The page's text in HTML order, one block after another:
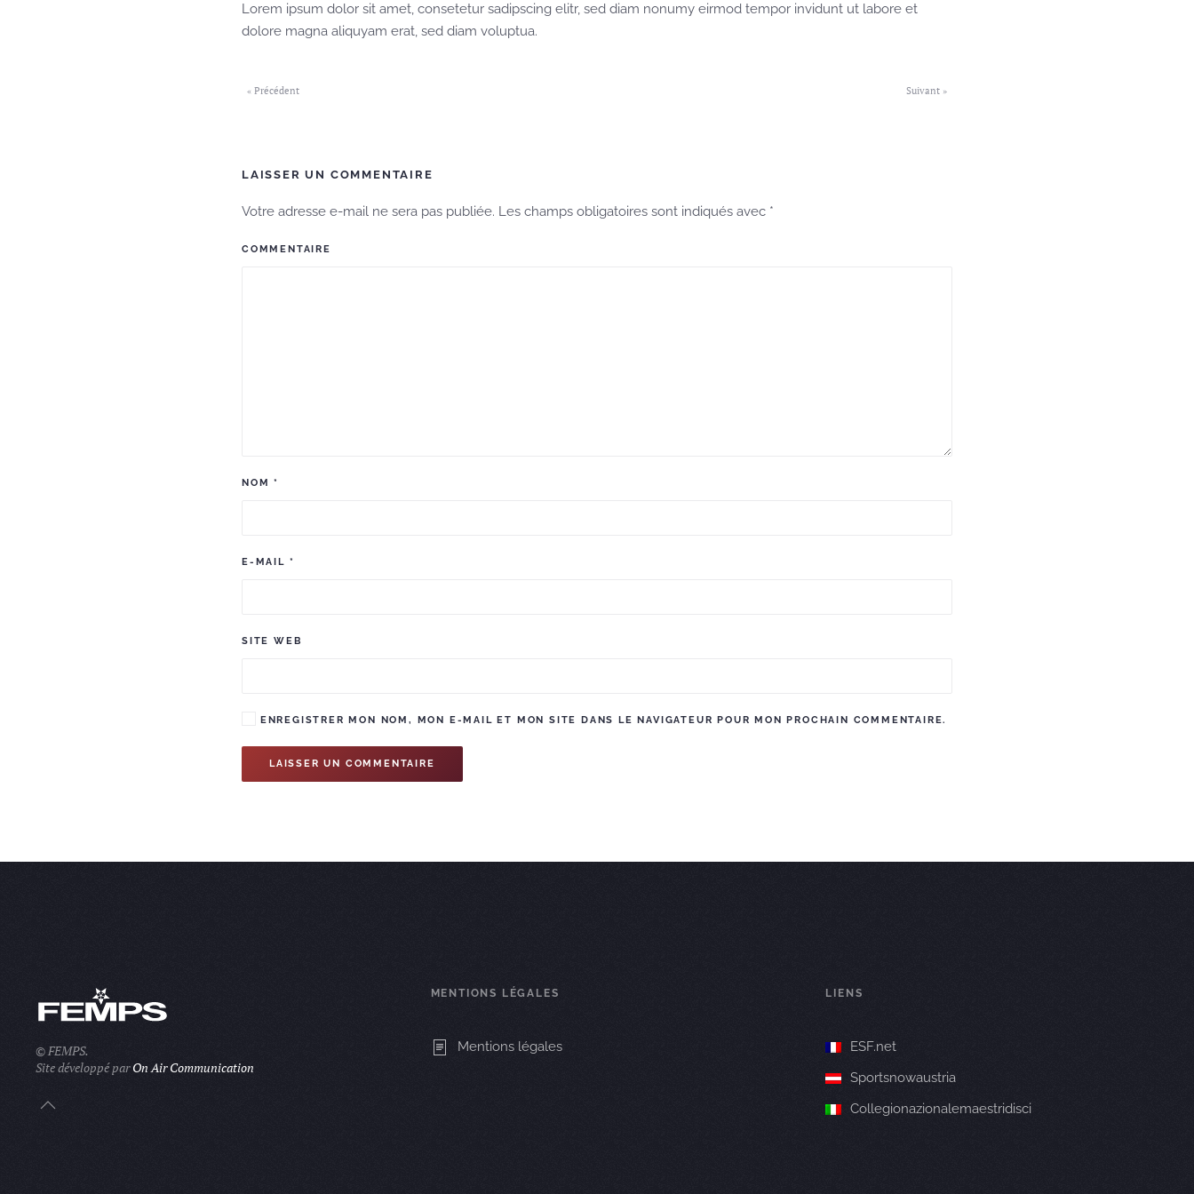
Lorem ipsum dolor sit amet, consetetur sadipscing elitr, sed diam nonumy eirmod tempor invidunt ut labore et
dolore magna aliquyam erat, sed diam voluptua.
« Précédent Suivant »
LAISSER UN COMMENTAIRE
Votre adresse e-mail ne sera pas publiée. Les champs obligatoires sont indiqués avec *
COMMENTAIRE
NOM*
E-MAIL *
SITE WEB
ENREGISTRER MON NOM, MON E-MAIL ET MON SITE DANS LE NAVIGATEUR POUR MON PROCHAIN COMMENTAIRE.
LAISSER UN COMMENTAIRE
© FEMPS.
Site développé parOn Air Communication
MENTIONS LÉGALES
Mentions légales
LIENS
ESF.net
Sportsnowaustria
Collegionazionalemaestridisci